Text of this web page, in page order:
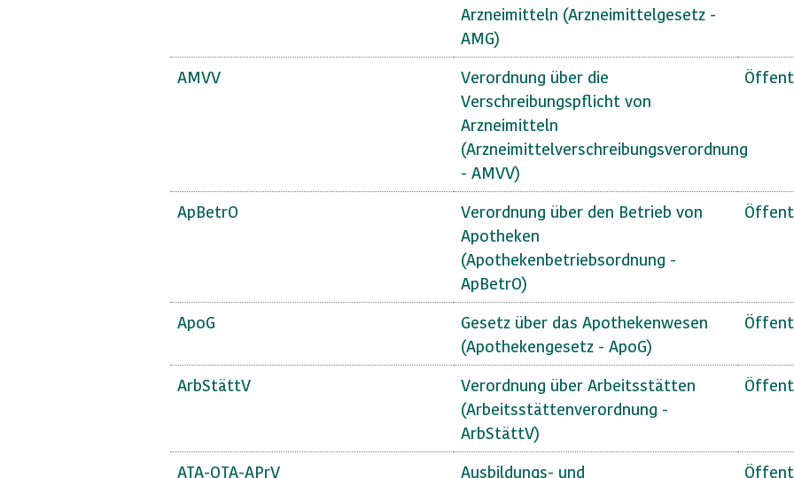
Arzneimitteln (Arzneimittelgesetz -
AMG)
AMVV
Verordnung über die
Verschreibungspflicht von
Arzneimitteln
(Arzneimittelverschreibungsverordnung
- AMVV)
ApBetrO
Verordnung über den Betrieb von
Apotheken
(Apothekenbetriebsordnung -
ApBetrO)
ApoG
Gesetz über das Apothekenwesen
(Apothekengesetz - ApoG)
ArbStättV
Verordnung über Arbeitsstätten
(Arbeitsstättenverordnung -
ArbStättV)
ATA-OTA-APrV
Ausbildungs- und